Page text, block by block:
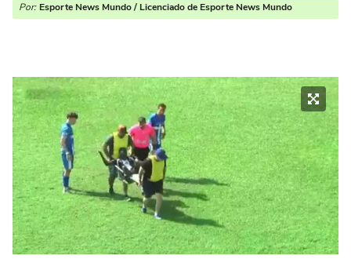
Por: Esporte News Mundo / Licenciado de Esporte News Mundo